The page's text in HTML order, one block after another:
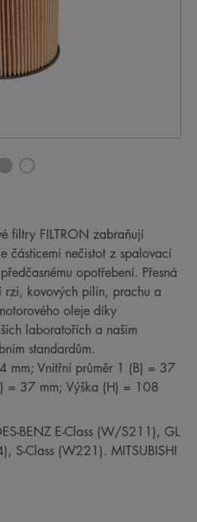
filtry FILTRON zabraňují
částicemi nečistot z spalovací
opotřebení. Přesná
kovových pilin, prachu a
oleje díky
laboratořích a našim
standardům.
mm; Vnitřní průměr 1 (B) = 37
= 37 mm; Výška (H) = 108
BENZ E-Class (W/S211), GL
S-Class (W221). MITSUBISHI